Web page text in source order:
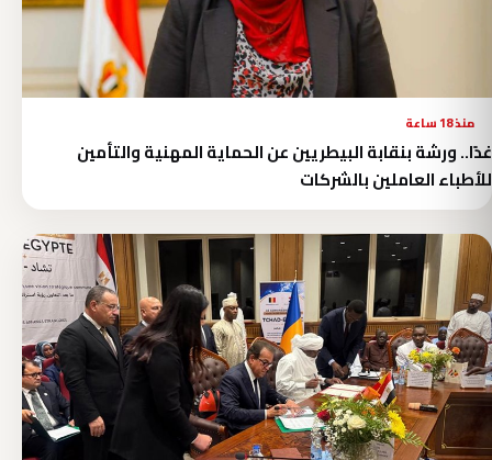
منذ 18 ساعة
غدًا.. ورشة بنقابة البيطريين عن الحماية المهنية والتأمين
للأطباء العاملين بالشركات